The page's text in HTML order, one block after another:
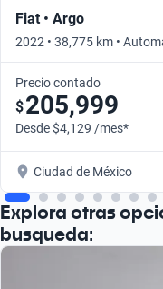
Fiat • Argo
2022 • 38,775 km •
Precio contado
$205,999
Desde $4,129 /mes*
Ciudad de México
Explora otras
busqueda: